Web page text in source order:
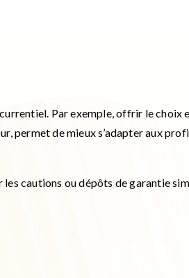
Par exemple, offrir le choix
permet de mieux s’adapter aux
cautions ou dépôts de garantie